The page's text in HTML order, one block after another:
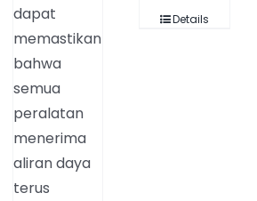
dapat
memastikan
bahwa
semua
peralatan
menerima
aliran daya
terus
Details